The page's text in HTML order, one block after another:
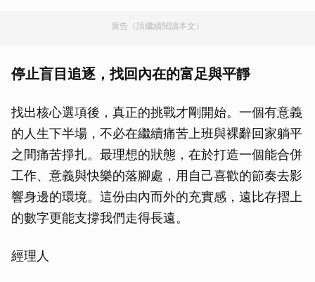
廣告（請繼續閱讀本文）
停止盲目追逐，找回內在的富足與平靜
找出核心選項後，真正的挑戰才剛開始。一個有意義
的人生下半場，不必在繼續痛苦上班與裸辭回家躺平
之間痛苦掙扎。最理想的狀態，在於打造一個能合併
工作、意義與快樂的落腳處，用自己喜歡的節奏去影
響身邊的環境。這份由內而外的充實感，遠比存摺上
的數字更能支撐我們走得長遠。
經理人